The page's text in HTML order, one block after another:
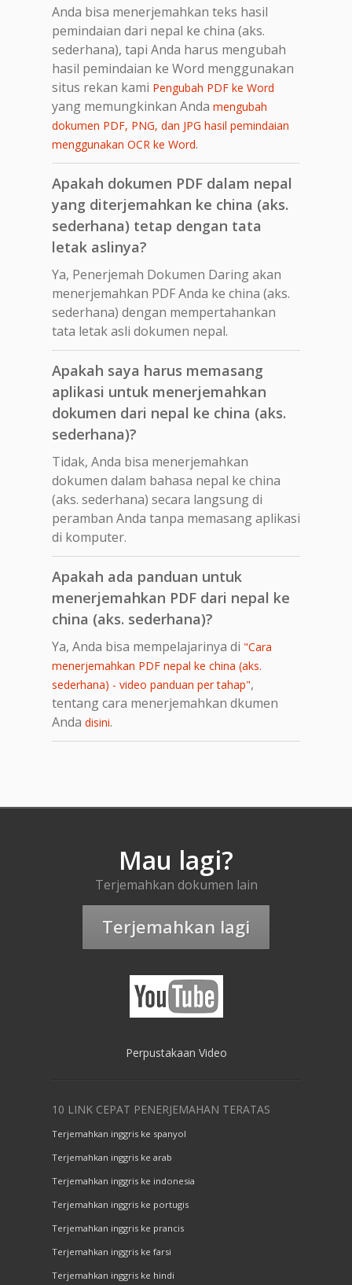
Anda bisa menerjemahkan teks hasil
pemindaian dari nepal ke china (aks.
sederhana), tapi Anda harus mengubah
hasil pemindaian ke Word menggunakan
situs rekan kami Pengubah PDF ke Word
yang memungkinkan Anda mengubah
dokumen PDF, PNG, dan JPG hasil pemindaian
menggunakan OCR ke Word.
Apakah dokumen PDF dalam nepal
yang diterjemahkan ke china (aks.
sederhana) tetap dengan tata
letak aslinya?
Ya, Penerjemah Dokumen Daring akan
menerjemahkan PDF Anda ke china (aks.
sederhana) dengan mempertahankan
tata letak asli dokumen nepal.
Apakah saya harus memasang
aplikasi untuk menerjemahkan
dokumen dari nepal ke china (aks.
sederhana)?
Tidak, Anda bisa menerjemahkan
dokumen dalam bahasa nepal ke china
(aks. sederhana) secara langsung di
peramban Anda tanpa memasang aplikasi
di komputer.
Apakah ada panduan untuk
menerjemahkan PDF dari nepal ke
china (aks. sederhana)?
Ya, Anda bisa mempelajarinya di "Cara
menerjemahkan PDF nepal ke china (aks.
sederhana) - video panduan per tahap",
tentang cara menerjemahkan dkumen
Anda disini.
Mau lagi?
Terjemahkan dokumen lain
Terjemahkan lagi
Perpustakaan Video
10 LINK CEPAT PENERJEMAHAN TERATAS
Terjemahkan inggris ke spanyol
Terjemahkan inggris ke arab
Terjemahkan inggris ke indonesia
Terjemahkan inggris ke portugis
Terjemahkan inggris ke prancis
Terjemahkan inggris ke farsi
Terjemahkan inggris ke hindi